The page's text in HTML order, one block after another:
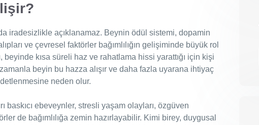
iradesizlikle açıklanamaz. Beynin ödül sistemi, dopamin
ve çevresel faktörler bağımlılığın gelişiminde büyük rol
beyinde kısa süreli haz ve rahatlama hissi yarattığı için kişi
beyin bu hazza alışır ve daha fazla uyarana ihtiyaç
neden olur.
baskıcı ebeveynler, stresli yaşam olayları, özgüven
de bağımlılığa zemin hazırlayabilir. Kimi birey, duygusal